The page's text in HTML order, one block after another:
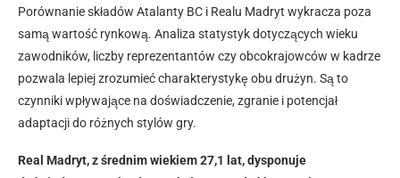
Porównanie składów Atalanty BC i Realu Madryt wykracza poza
samą wartość rynkową. Analiza statystyk dotyczących wieku
zawodników, liczby reprezentantów czy obcokrajowców w kadrze
pozwala lepiej zrozumieć charakterystykę obu drużyn. Są to
czynniki wpływające na doświadczenie, zgranie i potencjał
adaptacji do różnych stylów gry.
Real Madryt, z średnim wiekiem 27,1 lat, dysponuje